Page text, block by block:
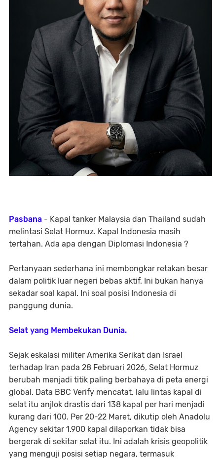
Pasbana - Kapal tanker Malaysia dan Thailand sudah
melintasi Selat Hormuz. Kapal Indonesia masih
tertahan. Ada apa dengan Diplomasi Indonesia ?
Pertanyaan sederhana ini membongkar retakan besar
dalam politik luar negeri bebas aktif. Ini bukan hanya
sekadar soal kapal. Ini soal posisi Indonesia di
panggung dunia.
Selat yang Membekukan Dunia.
Sejak eskalasi militer Amerika Serikat dan Israel
terhadap Iran pada 28 Februari 2026, Selat Hormuz
berubah menjadi titik paling berbahaya di peta energi
global. Data BBC Verify mencatat, lalu lintas kapal di
selat itu anjlok drastis dari 138 kapal per hari menjadi
kurang dari 100. Per 20-22 Maret, dikutip oleh Anadolu
Agency sekitar 1.900 kapal dilaporkan tidak bisa
bergerak di sekitar selat itu. Ini adalah krisis geopolitik
yang menguji posisi setiap negara, termasuk